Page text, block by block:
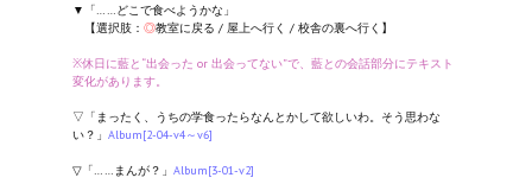
▼「……どこで食べようかな」
【選択肢： ◎教室に戻る / 屋上へ行く / 校舎の裏へ行く】
※休日に藍と“出会った or 出会ってない”で、藍との会話部分にテキスト
変化があります。
▽「まったく、うちの学食ったらなんとかして欲しいわ。そう思わな
い？」 Album[2-04-v4～v6]
▽「……まんが？」 Album[3-01-v2]